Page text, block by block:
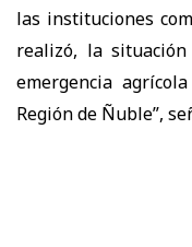
las instituciones
realizó, la
emergencia
Región de Ñuble”,